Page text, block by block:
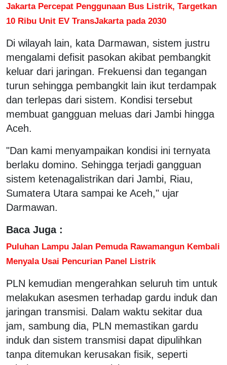
Jakarta Percepat Penggunaan Bus Listrik, Targetkan
10 Ribu Unit EV TransJakarta pada 2030
Di wilayah lain, kata Darmawan, sistem justru
mengalami defisit pasokan akibat pembangkit
keluar dari jaringan. Frekuensi dan tegangan
turun sehingga pembangkit lain ikut terdampak
dan terlepas dari sistem. Kondisi tersebut
membuat gangguan meluas dari Jambi hingga
Aceh.
"Dan kami menyampaikan kondisi ini ternyata
berlaku domino. Sehingga terjadi gangguan
sistem ketenagalistrikan dari Jambi, Riau,
Sumatera Utara sampai ke Aceh," ujar
Darmawan.
Baca Juga :
Puluhan Lampu Jalan Pemuda Rawamangun Kembali
Menyala Usai Pencurian Panel Listrik
PLN kemudian mengerahkan seluruh tim untuk
melakukan asesmen terhadap gardu induk dan
jaringan transmisi. Dalam waktu sekitar dua
jam, sambung dia, PLN memastikan gardu
induk dan sistem transmisi dapat dipulihkan
tanpa ditemukan kerusakan fisik, seperti